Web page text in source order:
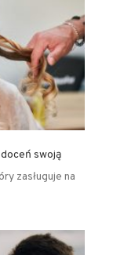
swoją
zasługuje na